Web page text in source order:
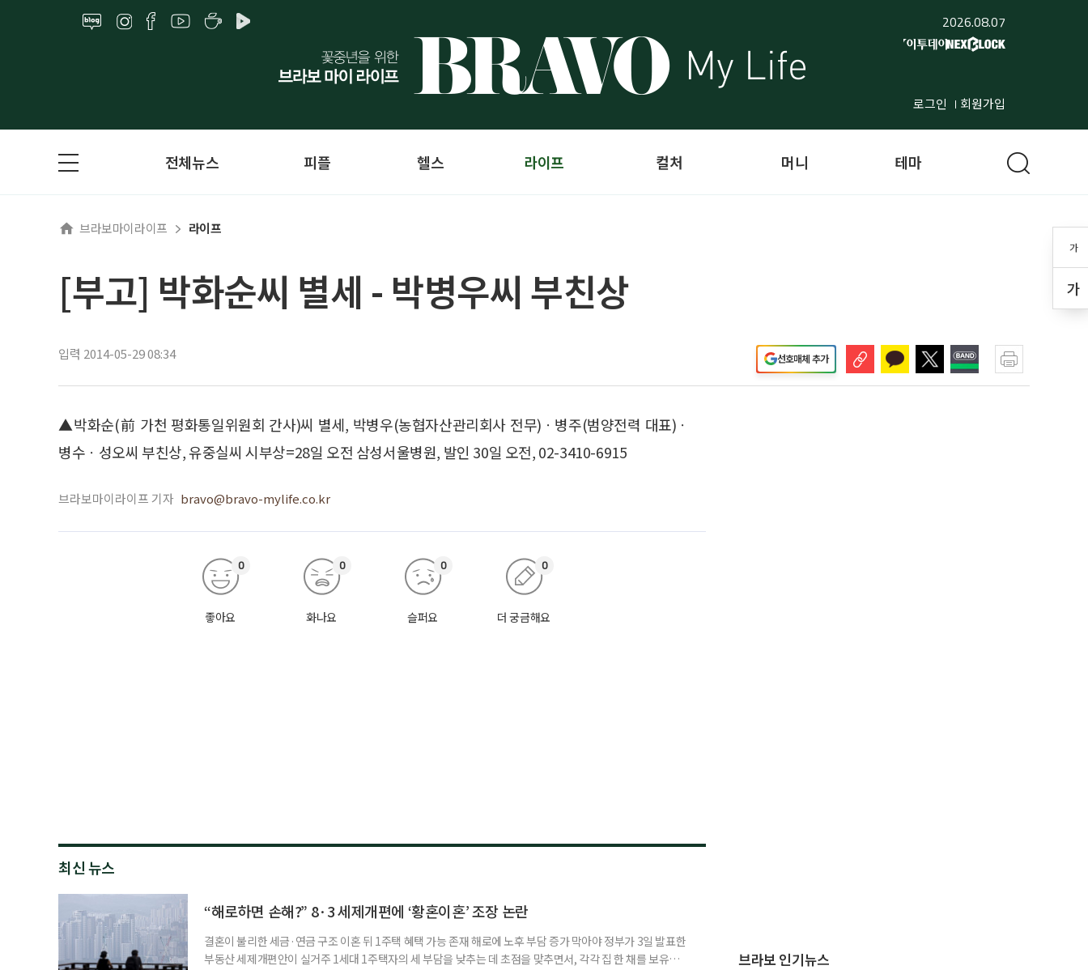
2026.08.07
로그인 회원가입
가
가
전체뉴스 피플 헬스 라이프 컬처 머니 테마
브라보마이라이프 라이프
[부고] 박화순씨 별세 - 박병우씨 부친상
입력 2014-05-29 08:34 선호매체 추가
▲박화순(前 가천 평화통일위원회 간사)씨 별세, 박병우(농협자산관리회사 전무)ㆍ병주(범양전력 대표)ㆍ
병수ㆍ성오씨 부친상, 유중실씨 시부상=28일 오전 삼성서울병원, 발인 30일 오전, 02-3410-6915
브라보마이라이프 기자 bravo@bravo-mylife.co.kr
좋아요
0
화나요
0
슬퍼요
0
더 궁금해요
0
최신 뉴스
“해로하면 손해?” 8·3 세제개편에 ‘황혼이혼’ 조장 논란
결혼이 불리한 세금·연금 구조 이혼 뒤 1주택 혜택 가능 존재 해로에 노후 부담 증가 막아야 정부가 3일 발표한
부동산 세제개편안이 실거주 1세대 1주택자의 세 부담을 낮추는 데 초점을 맞추면서, 각각 집 한 채를 보유한
브라보 인기뉴스